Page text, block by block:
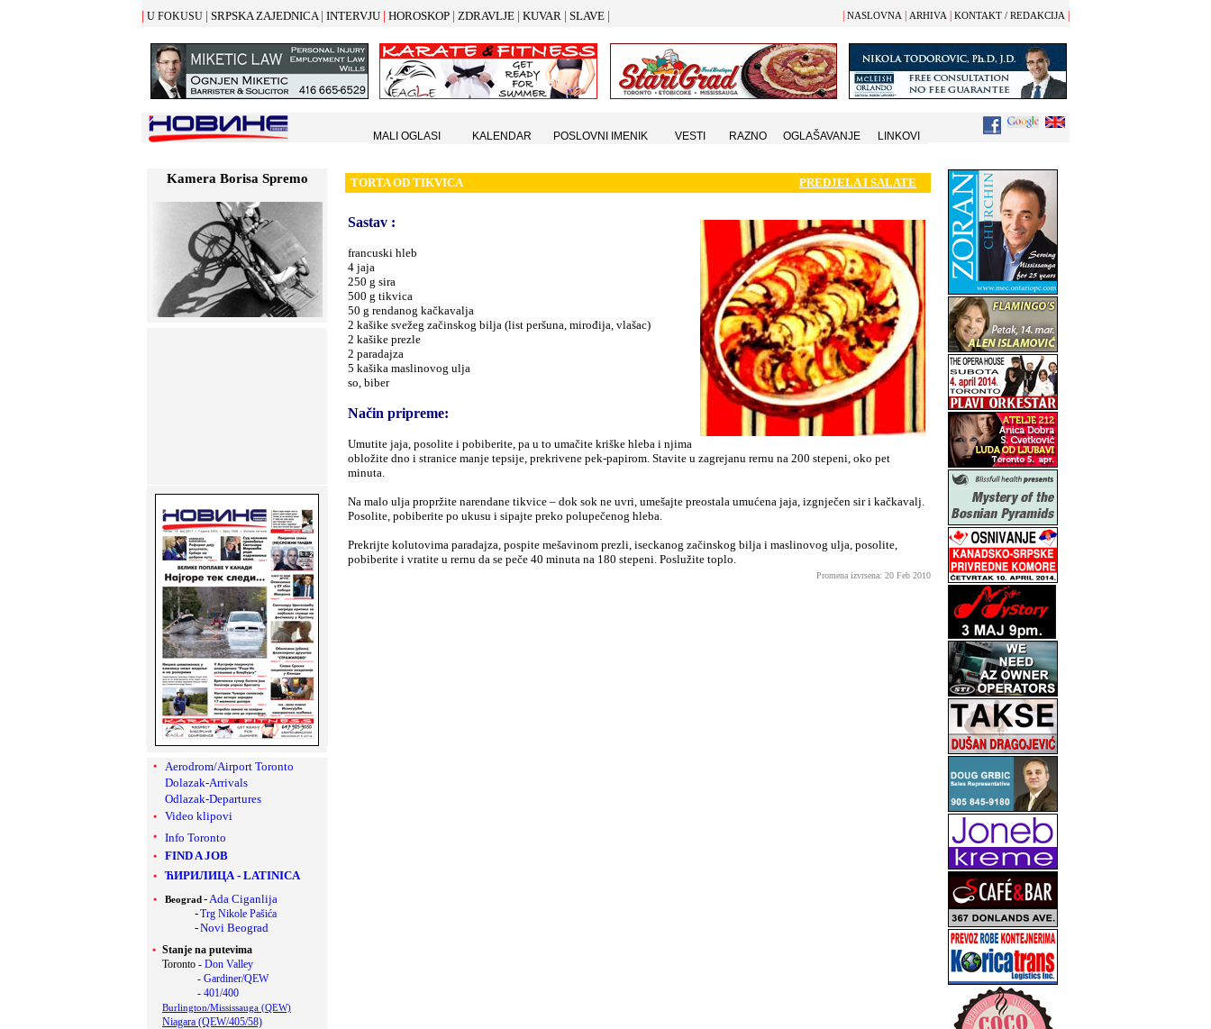
| U FOKUSU | SRPSKA ZAJEDNICA | INTERVJU | HOROSKOP | ZDRAVLJE | KUVAR | SLAVE | NASLOVNA ARHIVA KONTAKT / REDAKCIJA
Kamera Borisa Spremo
Aerodrom/Airport Toronto
Dolazak-Arrivals
Odlazak-Departures
Video klipovi
Info Toronto
FIND A JOB
ЋИРИЛИЦА - LATINICA
Beograd -Ada Ciganlija
-Trg Nikole Pašića
-Novi Beograd
Stanje na putevima
Toronto - Don Valley
- Gardiner/QEW
- 401/400
Burlington/Mississauga (QEW)
Niagara (QEW/405/58)
TORTA OD TIKVICA PREDJELA I SALATE
Sastav :
francuski hleb
4 jaja
250 g sira
500 g tikvica
50 g rendanog kačkavalja
2 kašike svežeg začinskog bilja (list peršuna, mirođija, vlašac)
2 kašike prezle
2 paradajza
5 kašika maslinovog ulja
so, biber
Način pripreme:
Umutite jaja, posolite i pobiberite, pa u to umačite kriške hleba i njima
obložite dno i stranice manje tepsije, prekrivene pek-papirom. Stavite u zagrejanu rernu na 200 stepeni, oko pet
minuta.
Na malo ulja propržite narendane tikvice – dok sok ne uvri, umešajte preostala umućena jaja, izgnječen sir i kačkavalj.
Posolite, pobiberite po ukusu i sipajte preko polupečenog hleba.
Prekrijte kolutovima paradajza, pospite mešavinom prezli, iseckanog začinskog bilja i maslinovog ulja, posolite,
pobiberite i vratite u rernu da se peče 40 minuta na 180 stepeni. Poslužite toplo.
Promena izvrsena: 20 Feb 2010
MALI OGLASI KALENDAR POSLOVNI IMENIK VESTI RAZNO OGLAŠAVANJE LINKOVI